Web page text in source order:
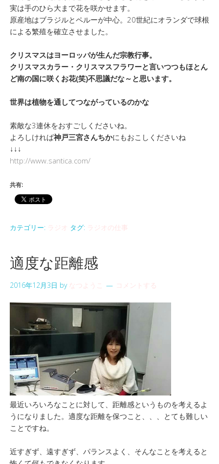
実は手のひら大まで花を咲かせます。
原産地はブラジルとペルーが中心。20世紀にオランダで球根
による繁殖を確立させました。
クリスマスはヨーロッパが生んだ宗教行事。
クリスマスカラー・クリスマスフラワーと言いつつもほとん
ど南の国に咲くお花(笑)不思議だな～と思います。
世界は植物を通してつながっているのかな
素敵な3連休をおすごしくださいね。
よろしければ神戸三宮さんちかにもおこしくださいね
↓↓↓
http://www.santica.com/
共有:
カテゴリー: ラジオ タグ: ラジオの仕事
適度な距離感
2016年12月3日 by なつようこ コメントする
最近いろいろなことに対して、距離感というものを考えるよ
うになりました。適度な距離を保つこと、、、とても難しい
ことですね。
近すぎず、遠すぎず、パランスよく、そんなことを考えると